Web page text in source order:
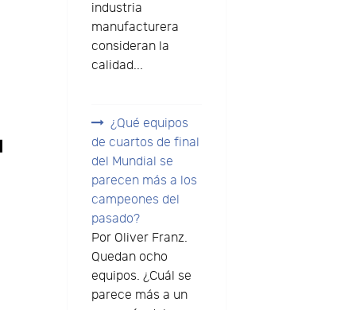
industria
manufacturera
consideran la
calidad...
¿Qué equipos
de cuartos de final
del Mundial se
parecen más a los
campeones del
pasado?
Por Oliver Franz.
Quedan ocho
equipos. ¿Cuál se
parece más a un